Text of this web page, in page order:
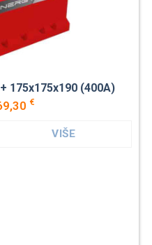
175x175x190 (400A)
€
VIŠE